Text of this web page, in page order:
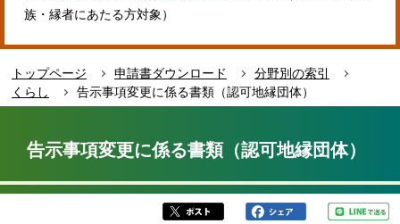
す
族・縁者にあたる方対象）
トップページ 申請書ダウンロード
分野別の索引
くらし
告示事項変更に係る書類（認可地縁団体）
か
告示事項変更に係る書類（認可地縁団体）